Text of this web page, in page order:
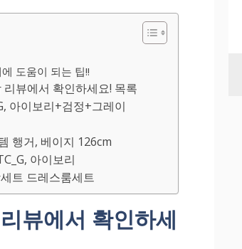
도움이 되는 팁!!
뷰에서 확인하세요! 목록
아이보리+검정+그레이
행거, 베이지 126cm
아이보리
트 드레스룸세트
뷰에서 확인하세